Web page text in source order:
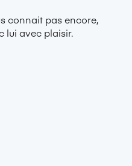
connait pas encore,
lui avec plaisir.